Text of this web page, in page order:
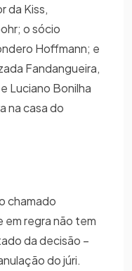
da Kiss,
o sócio
Hoffmann; e
Fandangueira,
Luciano Bonilha
na casa do
chamado
em regra não tem
da decisão –
do júri.